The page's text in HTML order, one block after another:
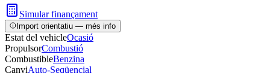
Simular finançament
Import orientatiu — més info
Estat del vehicleOcasió
PropulsorCombustió
CombustibleBenzina
CanviAuto-Seqüencial